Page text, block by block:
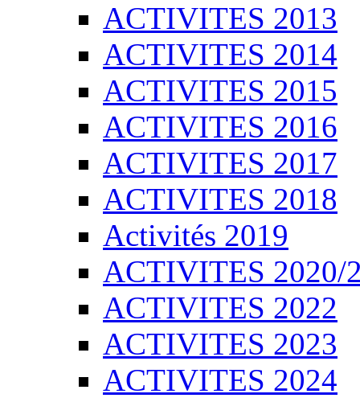
ACTIVITES 2013
ACTIVITES 2014
ACTIVITES 2015
ACTIVITES 2016
ACTIVITES 2017
ACTIVITES 2018
Activités 2019
ACTIVITES 2020/
ACTIVITES 2022
ACTIVITES 2023
ACTIVITES 2024